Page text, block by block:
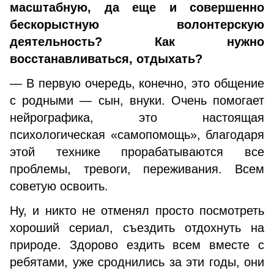
масштабную, да еще и совершенно
бескорыстную волонтерскую
деятельность? Как нужно
восстанавливаться, отдыхать?
— В первую очередь, конечно, это общение
с родными — сын, внуки. Очень помогает
нейрографика, это настоящая
психологическая «самопомощь», благодаря
этой технике прорабатываются все
проблемы, тревоги, переживания. Всем
советую освоить.
Ну, и никто не отменял просто посмотреть
хороший сериал, съездить отдохнуть на
природе. Здорово ездить всем вместе с
ребятами, уже сроднились за эти годы, они